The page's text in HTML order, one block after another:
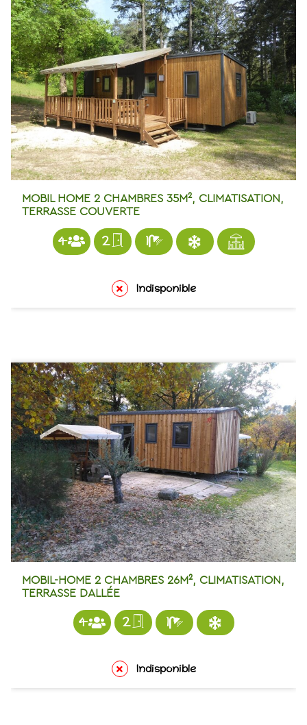
MOBIL HOME 2 CHAMBRES 35M², CLIMATISATION,
TERRASSE COUVERTE
4 2 1
Indisponible
MOBIL-HOME 2 CHAMBRES 26M², CLIMATISATION,
TERRASSE DALLÉE
4 2 1
Indisponible